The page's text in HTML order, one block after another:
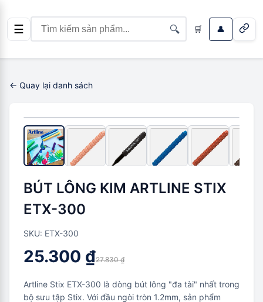
☰ 🔍 🛒 👤
← Quay lại danh sách
-2.530 ₫(9%)
BÚT LÔNG KIM ARTLINE STIX
ETX-300
SKU: ETX-300
25.300 ₫27.830 ₫
Artline Stix ETX-300 là dòng bút lông "đa tài" nhất trong
bộ sưu tập Stix. Với đầu ngòi tròn 1.2mm, sản phẩm